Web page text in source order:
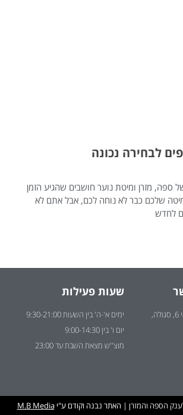
לבחירה נכונה
ספה, מזרן ומיטת נוער חושבים שהגיע הזמן
שלכם כבר לא נוחה לכם, אבל אתם לא
לחדש
כתובת: אלכסנדר ינאי 6, סגולה,
שעות פעילות
ימים א'-ה' בין השעות 9:30-21:00
יום ו' בין 9:00-14:30
מוצ''ש מצאת השבת עד 23:00
הספה והמזרן | האתר נבנה וקודם ע"יM.B Media